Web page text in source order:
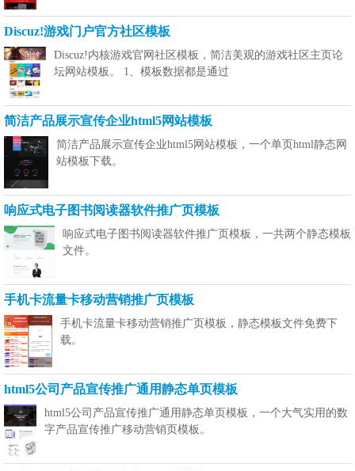
Discuz!游戏门户官方社区模板
Discuz!内核游戏官网社区模板，简洁美观的游戏社区主页论
坛网站模板。 1、模板数据都是通过
简洁产品展示宣传企业html5网站模板
简洁产品展示宣传企业html5网站模板，一个单页html静态网
站模板下载。
响应式电子图书阅读器软件推广页模板
响应式电子图书阅读器软件推广页模板，一共两个静态模板
文件。
手机卡流量卡移动营销推广页模板
手机卡流量卡移动营销推广页模板，静态模板文件免费下
载。
html5公司产品宣传推广通用静态单页模板
html5公司产品宣传推广通用静态单页模板，一个大气实用的数
字产品宣传推广移动营销页模板。